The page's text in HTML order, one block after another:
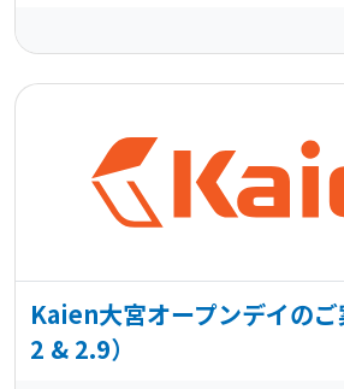
Kaien大宮オープンデイの
2 & 2.9）